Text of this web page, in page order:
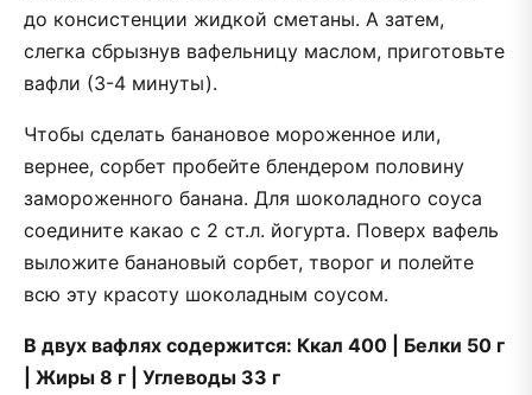
до консистенции жидкой сметаны. А затем,
слегка сбрызнув вафельницу маслом, приготовьте
вафли (3-4 минуты).
Чтобы сделать банановое мороженное или,
вернее, сорбет пробейте блендером половину
замороженного банана. Для шоколадного соуса
соедините какао с 2 ст.л. йогурта. Поверх вафель
выложите банановый сорбет, творог и полейте
всю эту красоту шоколадным соусом.
В двух вафлях содержится: Ккал 400 | Белки 50 г
| Жиры 8 г | Углеводы 33 г